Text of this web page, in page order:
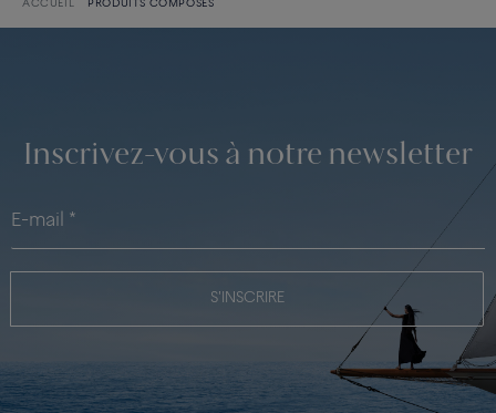
ACCUEIL PRODUITS COMPOSÉS
Inscrivez-vous à notre newsletter
S'INSCRIRE